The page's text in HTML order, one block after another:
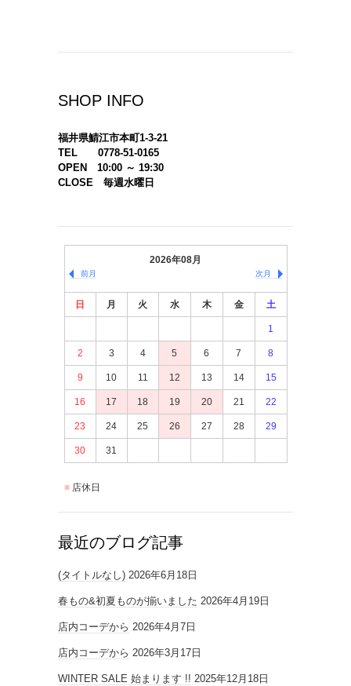
SHOP INFO
福井県鯖江市本町1-3-21
TEL 0778-51-0165
OPEN 10:00 ～ 19:30
CLOSE 毎週水曜日
2026年08月
前月 次月
日 月 火 水 木 金 土
1
2 3 4 5 6 7 8
9 10 11 12 13 14 15
16 17 18 19 20 21 22
23 24 25 26 27 28 29
30 31
店休日
最近のブログ記事
(タイトルなし) 2026年6月18日
春もの&初夏ものが揃いました 2026年4月19日
店内コーデから 2026年4月7日
店内コーデから 2026年3月17日
WINTER SALE 始まります !! 2025年12月18日